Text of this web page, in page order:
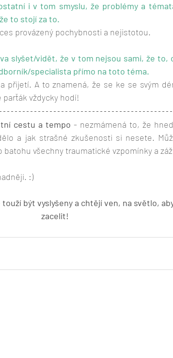
i v tom smyslu, že problémy a
to stojí za to.
provázený pochybnosti a nejistotou.
slyšet/vidět, že v tom nejsou sami, že to,
specialista přímo na toto téma.
přijetí. A to znamená, že se ke se svým
vždycky hodí!
cestu a tempo - nezmámená to, že
a jak strašné zkušenosti si nesete.
všechny traumatické vzpomínky a
:)
být vyslyšeny a chtějí ven, na světlo,
zacelit!